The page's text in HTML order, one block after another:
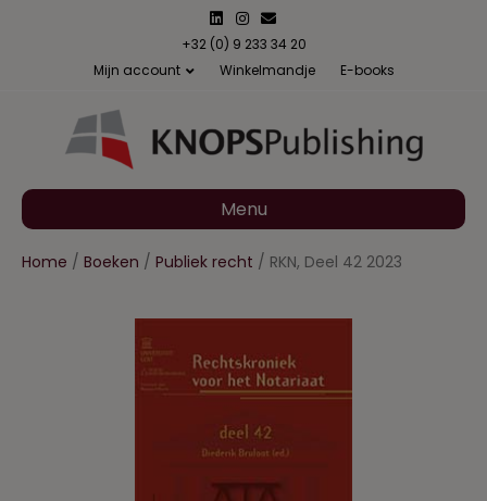
n
n
s
a
m
m
a
l
+32 (0) 9 233 34 20
Mijn account
Winkelmandje E-books
Menu
Home / Boeken / Publiek recht / RKN, Deel 42 2023